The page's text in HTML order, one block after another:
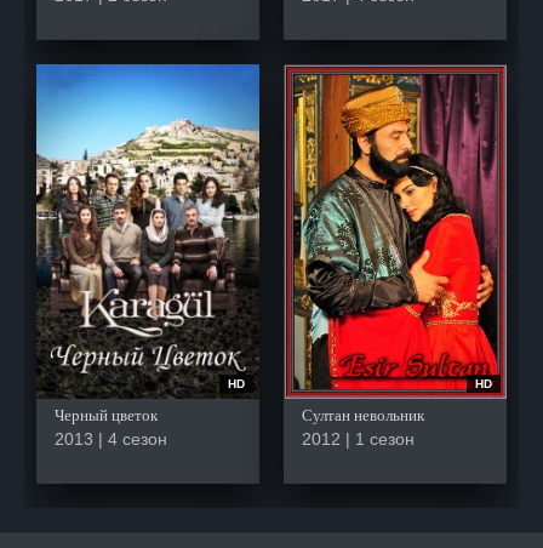
HD
Черный цветок
2013 | 4 сезон
HD
Султан невольник
2012 | 1 сезон